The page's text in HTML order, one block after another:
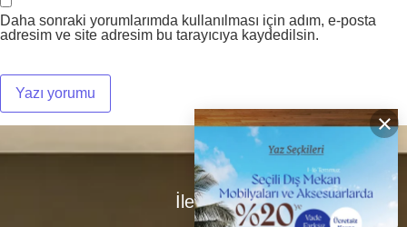
×
Daha sonraki yorumlarımda kullanılması için adım, e-posta
adresim ve site adresim bu tarayıcıya kaydedilsin.
İletişim